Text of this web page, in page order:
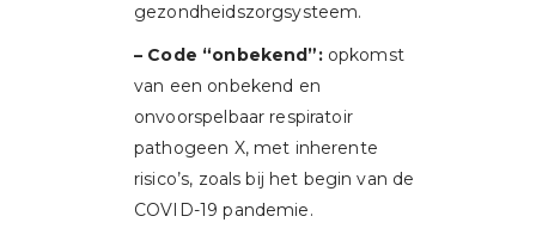
gezondheidszorgsysteem.
– Code “onbekend”: opkomst
van een onbekend en
onvoorspelbaar respiratoir
pathogeen X, met inherente
risico’s, zoals bij het begin van de
COVID-19 pandemie.